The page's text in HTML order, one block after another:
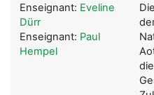
Enseignant: Eveline
Dürr
Enseignant: Paul
Hempel